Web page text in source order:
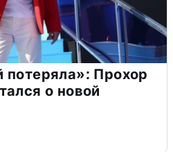
Прохор
о новой